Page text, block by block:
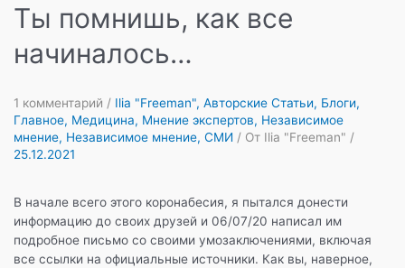
Ты помнишь, как все
начиналось…
1 комментарий / Ilia "Freeman", Авторские Статьи, Блоги,
Главное, Медицина, Мнение экспертов, Независимое
мнение, Независимое мнение, СМИ / От Ilia "Freeman" /
25.12.2021
В начале всего этого коронабесия, я пытался донести
информацию до своих друзей и 06/07/20 написал им
подробное письмо со своими умозаключениями, включая
все ссылки на официальные источники. Как вы, наверное,